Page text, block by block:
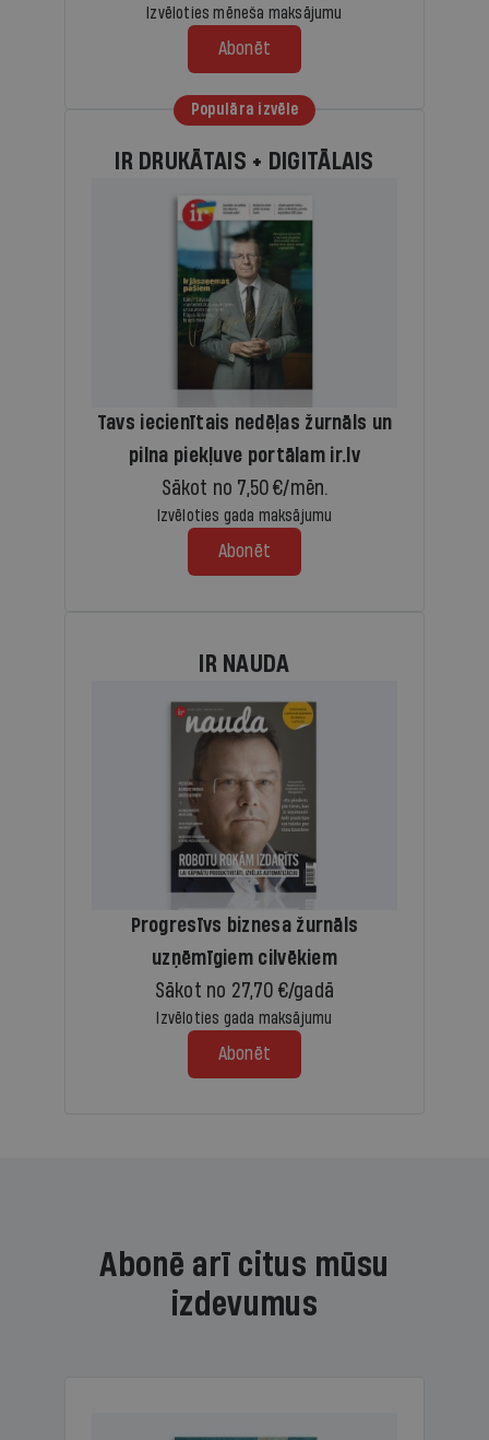
Izvēloties mēneša maksājumu
Abonēt
Populāra izvēle
IR DRUKĀTAIS + DIGITĀLAIS
Tavs iecienītais nedēļas žurnāls un
pilna piekļuve portālam ir.lv
Sākot no 7,50 €/mēn.
Izvēloties gada maksājumu
Abonēt
IR NAUDA
Progresīvs biznesa žurnāls
uzņēmīgiem cilvēkiem
Sākot no 27,70 €/gadā
Izvēloties gada maksājumu
Abonēt
Abonē arī citus mūsu
izdevumus